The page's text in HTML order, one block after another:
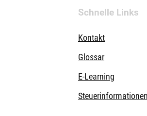
Schnelle Links
Kontakt
Glossar
E-Learning
Steuerinformationen